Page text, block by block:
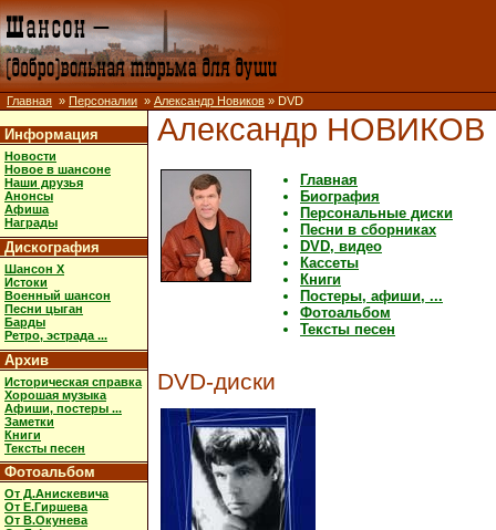
Главная » Персоналии » Александр Новиков » DVD
Информация
Новости
Новое в шансоне
Наши друзья
Анонсы
Афиша
Награды
Дискография
Шансон X
Истоки
Военный шансон
Песни цыган
Барды
Ретро, эстрада ...
Архив
Историческая справка
Хорошая музыка
Афиши, постеры ...
Заметки
Книги
Тексты песен
Фотоальбом
От Д.Анискевича
От Е.Гиршева
От В.Окунева
Александр НОВИКОВ
Главная
Биография
Персональные диски
Песни в сборниках
DVD, видео
Кассеты
Книги
Постеры, афиши, ...
Фотоальбом
Тексты песен
DVD-диски